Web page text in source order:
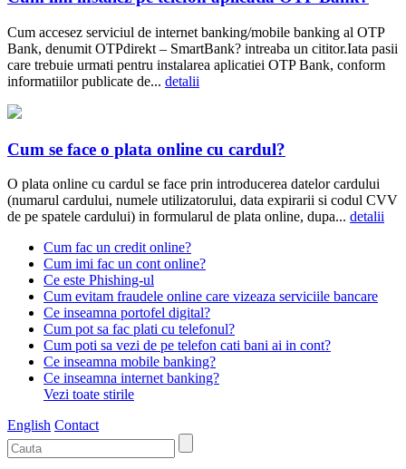
Cum accesez serviciul de internet banking/mobile banking al OTP
Bank, denumit OTPdirekt – SmartBank? intreaba un cititor.Iata pasii
care trebuie urmati pentru instalarea aplicatiei OTP Bank, conform
informatiilor publicate de... detalii
Cum se face o plata online cu cardul?
O plata online cu cardul se face prin introducerea datelor cardului
(numarul cardului, numele utilizatorului, data expirarii si codul CVV
de pe spatele cardului) in formularul de plata online, dupa... detalii
Cum fac un credit online?
Cum imi fac un cont online?
Ce este Phishing-ul
Cum evitam fraudele online care vizeaza serviciile bancare
Ce inseamna portofel digital?
Cum pot sa fac plati cu telefonul?
Cum poti sa vezi de pe telefon cati bani ai in cont?
Ce inseamna mobile banking?
Ce inseamna internet banking?
Vezi toate stirile
English Contact